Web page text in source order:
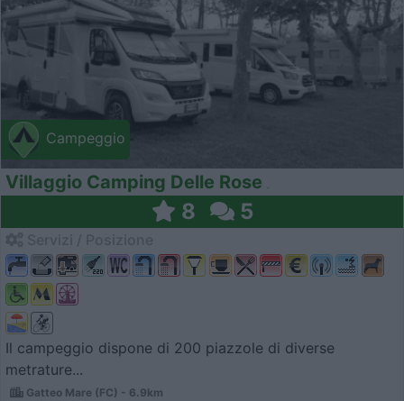
Campeggio
Villaggio Camping Delle Rose
8 5
Il campeggio dispone di 200 piazzole di diverse
metrature...
Gatteo Mare (FC) - 6.9km